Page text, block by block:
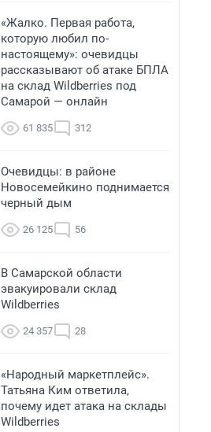
«Жалко. Первая работа,
которую любил по-
настоящему»: очевидцы
рассказывают об атаке БПЛА
на склад Wildberries под
Самарой — онлайн
61 835 312
Очевидцы: в районе
Новосемейкино поднимается
черный дым
26 125 56
В Самарской области
эвакуировали склад
Wildberries
24 357 28
«Народный маркетплейс».
Татьяна Ким ответила,
почему идет атака на склады
Wildberries